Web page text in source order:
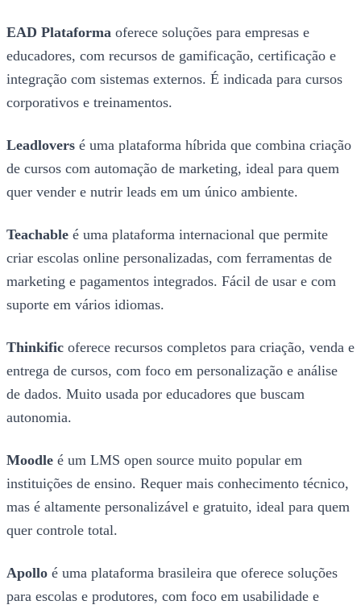
EAD Plataforma oferece soluções para empresas e
educadores, com recursos de gamificação, certificação e
integração com sistemas externos. É indicada para cursos
corporativos e treinamentos.
Leadlovers é uma plataforma híbrida que combina criação
de cursos com automação de marketing, ideal para quem
quer vender e nutrir leads em um único ambiente.
Teachable é uma plataforma internacional que permite
criar escolas online personalizadas, com ferramentas de
marketing e pagamentos integrados. Fácil de usar e com
suporte em vários idiomas.
Thinkific oferece recursos completos para criação, venda e
entrega de cursos, com foco em personalização e análise
de dados. Muito usada por educadores que buscam
autonomia.
Moodle é um LMS open source muito popular em
instituições de ensino. Requer mais conhecimento técnico,
mas é altamente personalizável e gratuito, ideal para quem
quer controle total.
Apollo é uma plataforma brasileira que oferece soluções
para escolas e produtores, com foco em usabilidade e